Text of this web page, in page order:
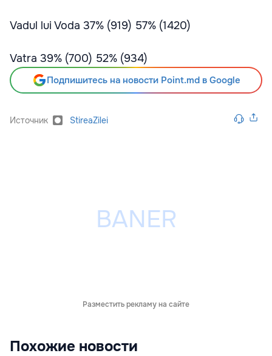
Vadul lui Voda 37% (919) 57% (1420)
Vatra 39% (700) 52% (934)
Подпишитесь на новости Point.md в Google
Источник StireaZilei
Разместить рекламу на сайте
Похожие новости